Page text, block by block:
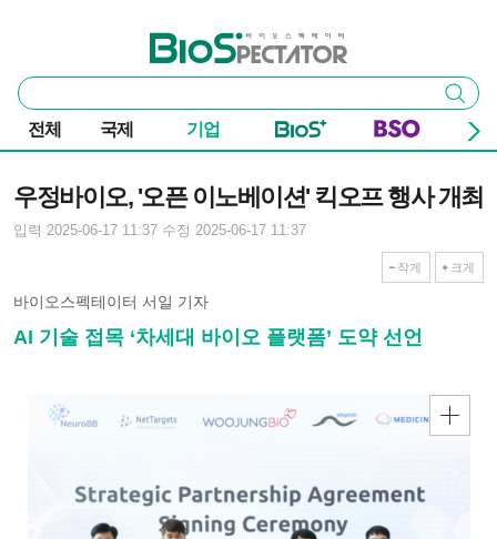
바이오스펙테이터
통
합
검
색
검색
전체 국제 기업
우정바이오, '오픈 이노베이션' 킥오프 행사 개최
입력 2025-06-17 11:37 수정 2025-06-17 11:37
작게 크게
바이오스펙테이터 서일 기자
AI 기술 접목 ‘차세대 바이오 플랫폼’ 도약 선언